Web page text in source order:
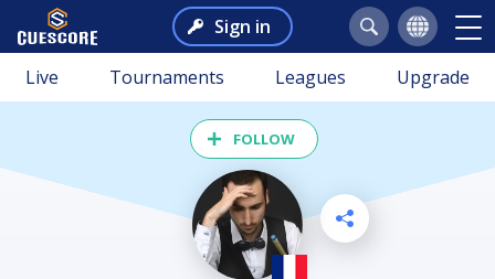
Sign in
Live Tournaments Leagues Upgrade
FOLLOW